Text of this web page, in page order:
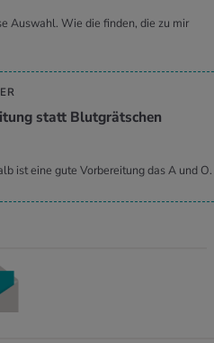
Auswahl. Wie die finden, die zu mir
statt Blutgrätschen
ist eine gute Vorbereitung das A und O.